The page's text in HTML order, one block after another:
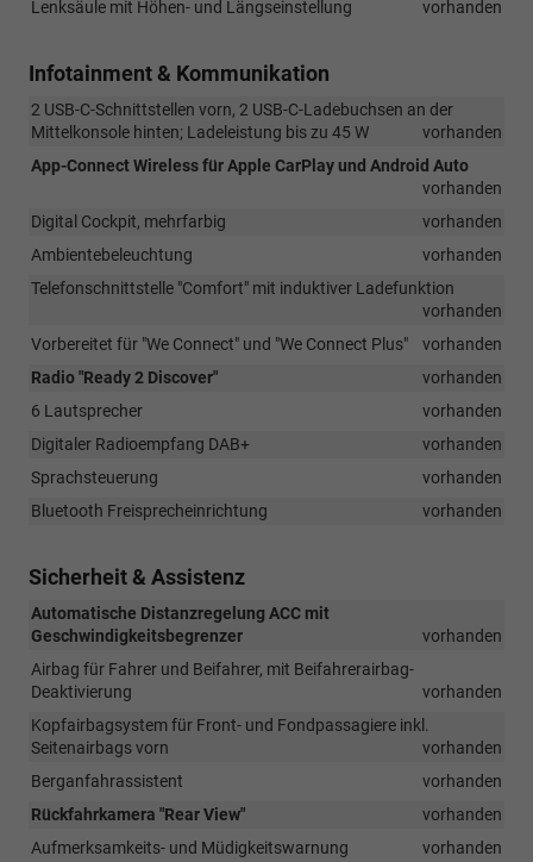
Lenksäule mit Höhen- und Längseinstellung vorhanden
Infotainment & Kommunikation
2 USB-C-Schnittstellen vorn, 2 USB-C-Ladebuchsen an der
Mittelkonsole hinten; Ladeleistung bis zu 45 W
vorhanden
App-Connect Wireless für Apple CarPlay und Android Auto
vorhanden
Digital Cockpit, mehrfarbig
vorhanden
Ambientebeleuchtung
vorhanden
Telefonschnittstelle "Comfort" mit induktiver Ladefunktion
vorhanden
Vorbereitet für "We Connect" und "We Connect Plus"
vorhanden
Radio "Ready 2 Discover"
vorhanden
6 Lautsprecher
vorhanden
Digitaler Radioempfang DAB+
vorhanden
Sprachsteuerung
vorhanden
Bluetooth Freisprecheinrichtung
vorhanden
Sicherheit & Assistenz
Automatische Distanzregelung ACC mit
Geschwindigkeitsbegrenzer
vorhanden
Airbag für Fahrer und Beifahrer, mit Beifahrerairbag-
Deaktivierung
vorhanden
Kopfairbagsystem für Front- und Fondpassagiere inkl.
Seitenairbags vorn
vorhanden
Berganfahrassistent
vorhanden
Rückfahrkamera "Rear View"
vorhanden
Aufmerksamkeits- und Müdigkeitswarnung
vorhanden